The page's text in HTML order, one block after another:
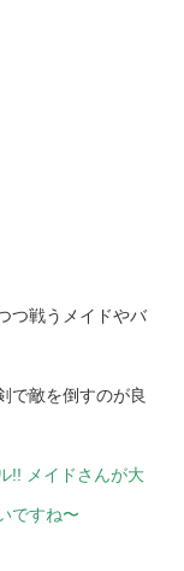
つ戦うメイドやバ
で敵を倒すのが良
!! メイドさんが大
ですね〜